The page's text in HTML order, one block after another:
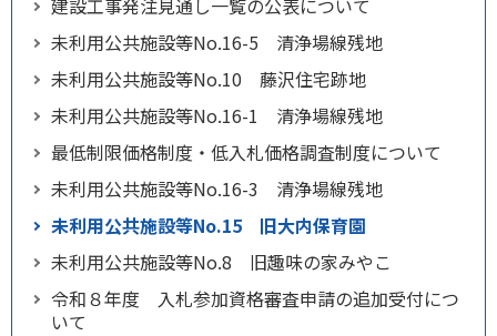
未利用公共施設等No.16-5 清浄場線残地
未利用公共施設等No.10 藤沢住宅跡地
未利用公共施設等No.16-1 清浄場線残地
最低制限価格制度・低入札価格調査制度について
未利用公共施設等No.16-3 清浄場線残地
未利用公共施設等No.15 旧大内保育園
未利用公共施設等No.8 旧趣味の家みやこ
令和８年度 入札参加資格審査申請の追加受付につ
いて